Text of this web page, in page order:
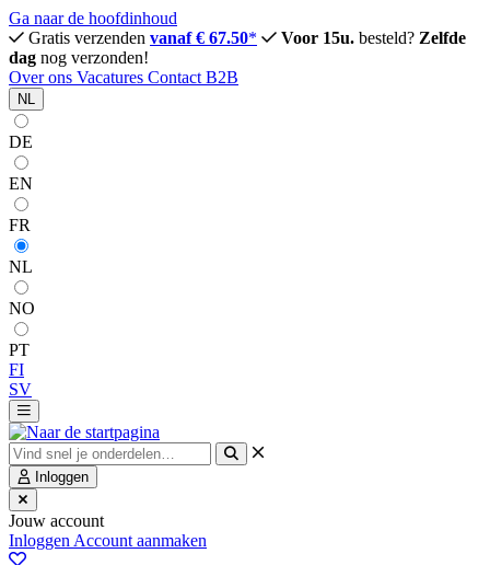
Ga naar de hoofdinhoud
Gratis verzenden vanaf € 67.50* Voor 15u. besteld? Zelfde
dag nog verzonden!
Over ons Vacatures Contact B2B
NL
DE
EN
FR
NL
NO
PT
FI
SV
Inloggen
Jouw account
Inloggen Account aanmaken